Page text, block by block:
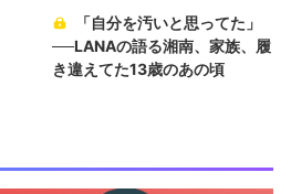
「自分を汚いと思ってた」
──LANAの語る湘南、家族、履
き違えてた13歳のあの頃